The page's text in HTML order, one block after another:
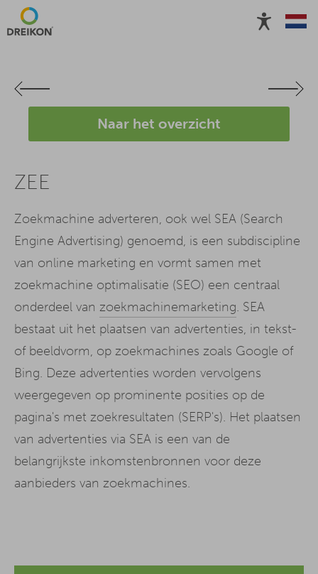
Naar het overzicht
ZEE
Zoekmachine adverteren, ook wel SEA (Search
Engine Advertising) genoemd, is een subdiscipline
van online marketing en vormt samen met
zoekmachine optimalisatie (SEO) een centraal
onderdeel van zoekmachinemarketing. SEA
bestaat uit het plaatsen van advertenties, in tekst-
of beeldvorm, op zoekmachines zoals Google of
Bing. Deze advertenties worden vervolgens
weergegeven op prominente posities op de
pagina's met zoekresultaten (SERP's). Het plaatsen
van advertenties via SEA is een van de
belangrijkste inkomstenbronnen voor deze
aanbieders van zoekmachines.